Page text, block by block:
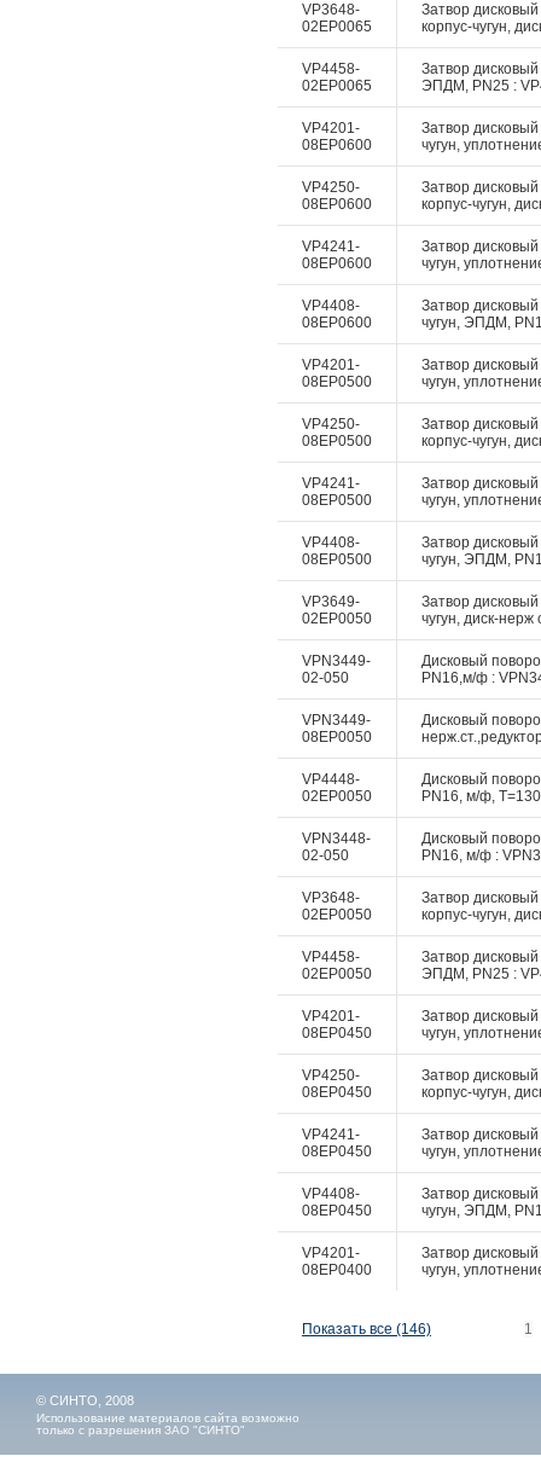
VP3648-
02EP0065
Затвор
корпус-чугун,
VP4458-
02EP0065
Затвор дисковый
ЭПДМ, PN25 :
VP4201-
08EP0600
Затвор
чугун,
VP4250-
08EP0600
Затвор
корпус-чугун,
VP4241-
08EP0600
Затвор
чугун,
VP4408-
08EP0600
Затвор
чугун, ЭПДМ,
VP4201-
08EP0500
Затвор
чугун,
VP4250-
08EP0500
Затвор
корпус-чугун,
VP4241-
08EP0500
Затвор
чугун,
VP4408-
08EP0500
Затвор
чугун, ЭПДМ,
VP3649-
02EP0050
Затвор
чугун, диск-
VPN3449-
02-050
Дисковый
PN16,м/ф :
VPN3449-
08EP0050
Дисковый
VP4448-
02EP0050
Дисковый
PN16, м/ф,
VPN3448-
02-050
Дисковый
PN16, м/ф :
VP3648-
02EP0050
Затвор
корпус-чугун,
VP4458-
02EP0050
Затвор дисковый
ЭПДМ, PN25 :
VP4201-
08EP0450
Затвор
чугун,
VP4250-
08EP0450
Затвор
корпус-чугун,
VP4241-
08EP0450
Затвор
чугун,
VP4408-
08EP0450
Затвор
чугун, ЭПДМ,
VP4201-
08EP0400
Затвор
чугун,
Показать все (146) 1
© СИНТО, 2008
Использование материалов сайта возможно
только с разрешения ЗАО "СИНТО"